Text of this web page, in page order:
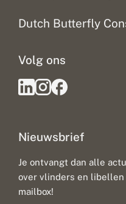
Dutch Butterfly
Nieuwsbrief
Je ontvangt dan alle
over vlinders en libellen
mailbox!
Volg ons